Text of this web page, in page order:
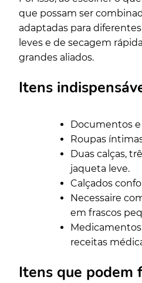
que possam ser
adaptadas para
leves e de secagem
grandes aliados.
Itens
Documentos e
Roupas
Duas calças,
jaqueta leve.
Calçados
Necessaire
em frascos
receitas
Itens que podem